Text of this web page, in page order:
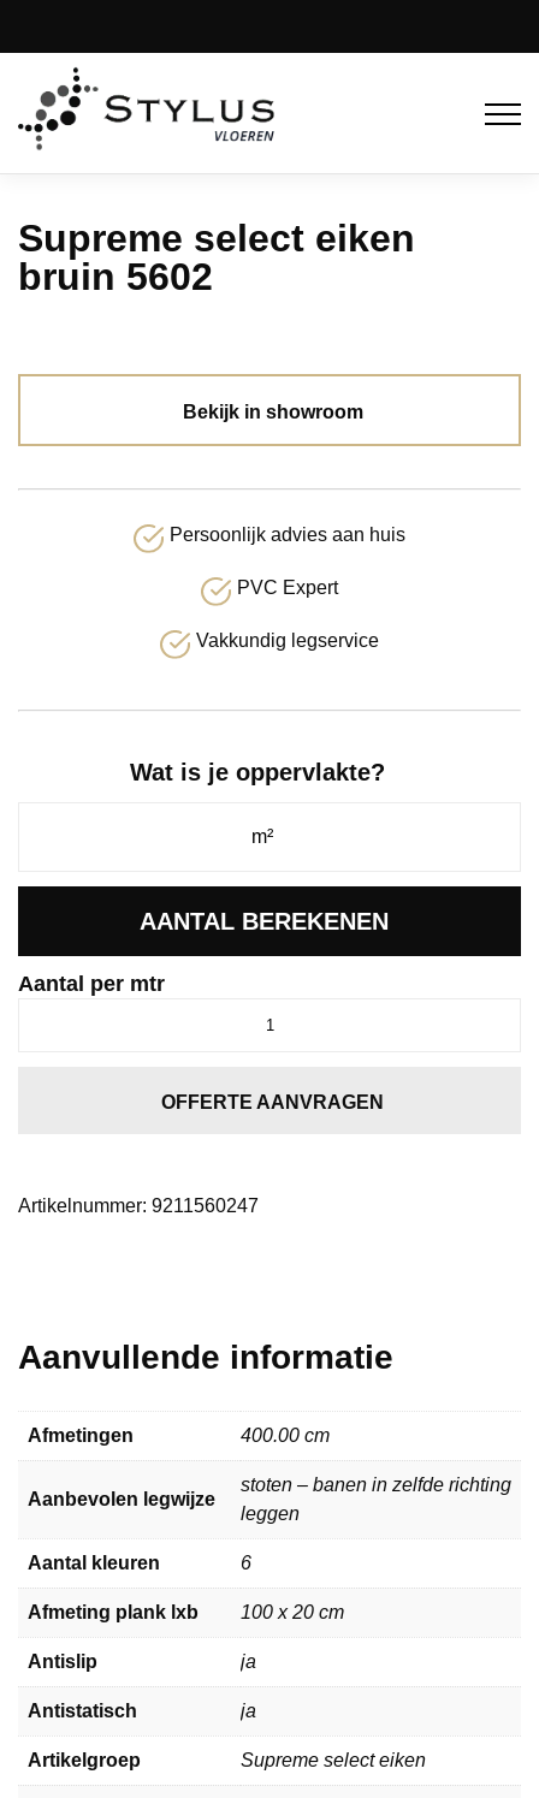
Supreme select eiken
bruin 5602
Bekijk in showroom
Persoonlijk advies aan huis
PVC Expert
Vakkundig legservice
Wat is je oppervlakte?
AANTAL BEREKENEN
Aantal per mtr
OFFERTE AANVRAGEN
Artikelnummer: 9211560247
Aanvullende informatie
Afmetingen 400.00 cm
Aanbevolen legwijze
stoten – banen in zelfde richting
leggen
Aantal kleuren 6
Afmeting plank lxb 100 x 20 cm
Antislip ja
Antistatisch ja
Artikelgroep Supreme select eiken